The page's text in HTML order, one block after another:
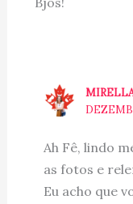
Ah Fê, lindo
as fotos e
Eu acho que